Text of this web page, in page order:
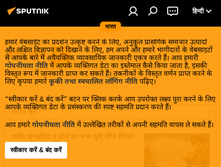
भारत
हिन्दी
हमारे वेबसाईट का प्रदर्शन उत्कृष्ट करने के लिए, अनुकूल प्रासंगिक समाचार उत्पादों
और लक्षित विज्ञापन को दिखाने के लिए, हम अपने और हमारे भागीदारों के वेबसाइटों
से आपके बारे में अवैयक्तिक व्यावसायिक जानकारी एकत्र करते हैं। आप हमारी
गोपनीयता नीति में आपके व्यक्तिगत डेटा का इस्तेमाल कैसे किया जाता है, इसकी
विस्तृत रूप में जानकारी प्राप्त कर सकते हैं। तकनीकों के विस्तृत वर्णन प्राप्त करने के
लिए कृपया हमारे कूकी तथा स्वचालित लॉगिंग नीति पढ़िए।
“स्वीकार करें & बंद करें” बटन पर क्लिक करके आप उपरोक्त लक्ष्य पुरा करने के लिए
आपके व्यक्तिगत डेटा के प्रसंस्करण की स्पष्ट सहमति प्रदान करते हैं।
आप हमारे गोपनीयता नीति में उल्लेखित तरीकों से अपनी सहमति वापस ले सकते हैं।
स्वीकार करें & बंद करें
शांति संधि
अवधि चुनें
तक लड़ेगा: क्रेमलिन